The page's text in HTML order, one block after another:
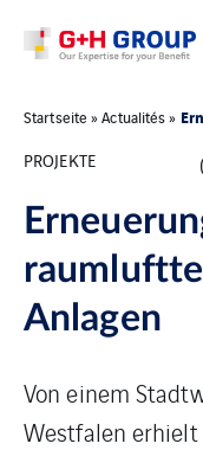
Startseite »Actualités»
PROJEKTE
Anlagen
Von einem
Westfalen